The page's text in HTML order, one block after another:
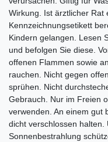
Wirkung. Ist ärztlicher Rat
Kennzeichnungsetikett
Kindern gelangen. Lesen
und befolgen Sie diese.
offenen Flammen sowie
rauchen. Nicht gegen
sprühen. Nicht
Gebrauch. Nur im Freien
verwenden. An einem gut
dicht verschlossen halten.
Sonnenbestrahlung